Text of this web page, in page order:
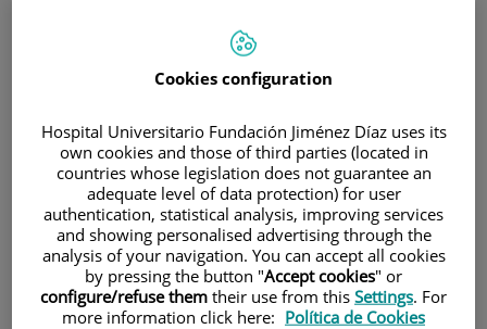
Pacientes y visitantes
Cookies configuration
Hospital Universitario Fundación Jiménez Díaz uses its
own cookies and those of third parties (located in
countries whose legislation does not guarantee an
adequate level of data protection) for user
authentication, statistical analysis, improving services
and showing personalised advertising through the
analysis of your navigation. You can accept all cookies
by pressing the button "Accept cookies" or
configure/refuse them their use from this Settings. For
more information click here: Política de Cookies